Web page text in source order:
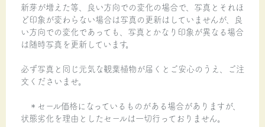
新芽が増えた等、良い方向での変化の場合で、写真とそれほ
ど印象が変わらない場合は写真の更新はしていませんが、良
い方向での変化であっても、写真とかなり印象が異なる場合
は随時写真を更新しています。
必ず写真と同じ元気な観葉植物が届くとご安心のうえ、ご注
文くださいませ。
＊セール価格になっているものがある場合がありますが、
状態劣化を理由としたセールは一切行っておりません。